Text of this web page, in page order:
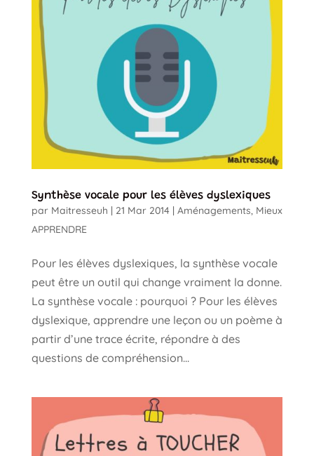
Synthèse vocale pour les élèves dyslexiques
par Maitresseuh | 21 Mar 2014| Aménagements, Mieux
APPRENDRE
Pour les élèves dyslexiques, la synthèse vocale
peut être un outil qui change vraiment la donne.
La synthèse vocale : pourquoi ? Pour les élèves
dyslexique, apprendre une leçon ou un poème à
partir d’une trace écrite, répondre à des
questions de compréhension...